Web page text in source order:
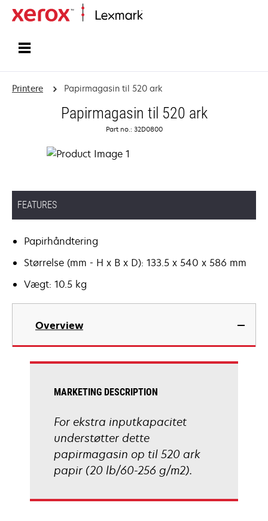
Printere Papirmagasin til 520 ark
Papirmagasin til 520 ark
Part no.: 32D0800
FEATURES
Papirhåndtering
Størrelse (mm - H x B x D): 133.5 x 540 x 586 mm
Vægt: 10.5 kg
Overview
MARKETING DESCRIPTION
For ekstra inputkapacitet
understøtter dette
papirmagasin op til 520 ark
papir (20 lb/60-256 g/m2).